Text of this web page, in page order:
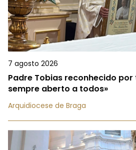
7 agosto 2026
Padre Tobias reconhecido
sempre aberto a todos»
Arquidiocese de Braga